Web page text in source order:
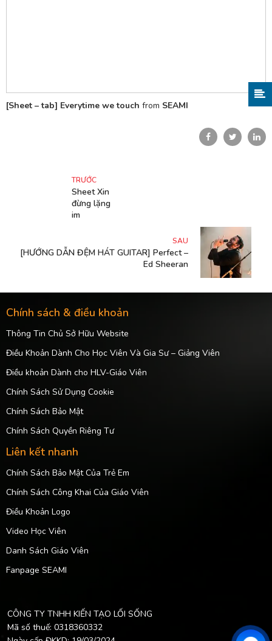
[Sheet – tab] Everytime we touch from SEAMI
TRƯỚC
Sheet Xin
đừng lặng
im
SAU
[HƯỚNG DẪN ĐỆM HÁT GUITAR] Perfect –
Ed Sheeran
Chính sách & điều khoản
Thông Tin Chủ Sở Hữu Website
Điều Khoản Dành Cho Học Viên Và Gia Sư – Giảng Viên
Điều khoản Dành cho HLV-Giáo Viên
Chính Sách Sử Dụng Cookie
Chính Sách Bảo Mật
Chính Sách Quyền Riêng Tư
Liên kết nhanh
Chính Sách Bảo Mật Của Trẻ Em
Chính Sách Công Khai Của Giáo Viên
Điều Khoản Logo
Video Học Viên
Danh Sách Giáo Viên
Fanpage SEAMI
CÔNG TY TNHH KIẾN TẠO LỐI SỐNG
Mã số thuế: 0318360332